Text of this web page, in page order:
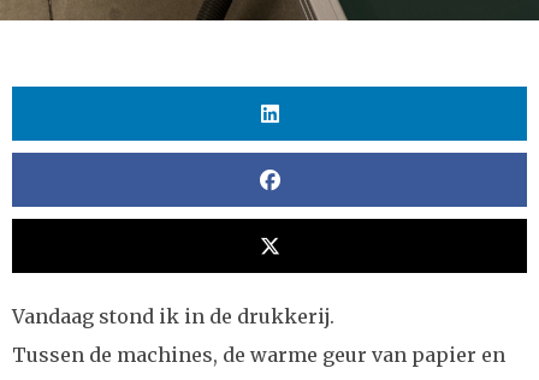
Vandaag stond ik in de drukkerij.
Tussen de machines, de warme geur van papier en